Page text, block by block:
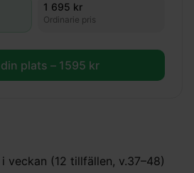
1 695 kr
Ordinarie pris
plats – 1595 kr
veckan (12 tillfällen, v.37–48)